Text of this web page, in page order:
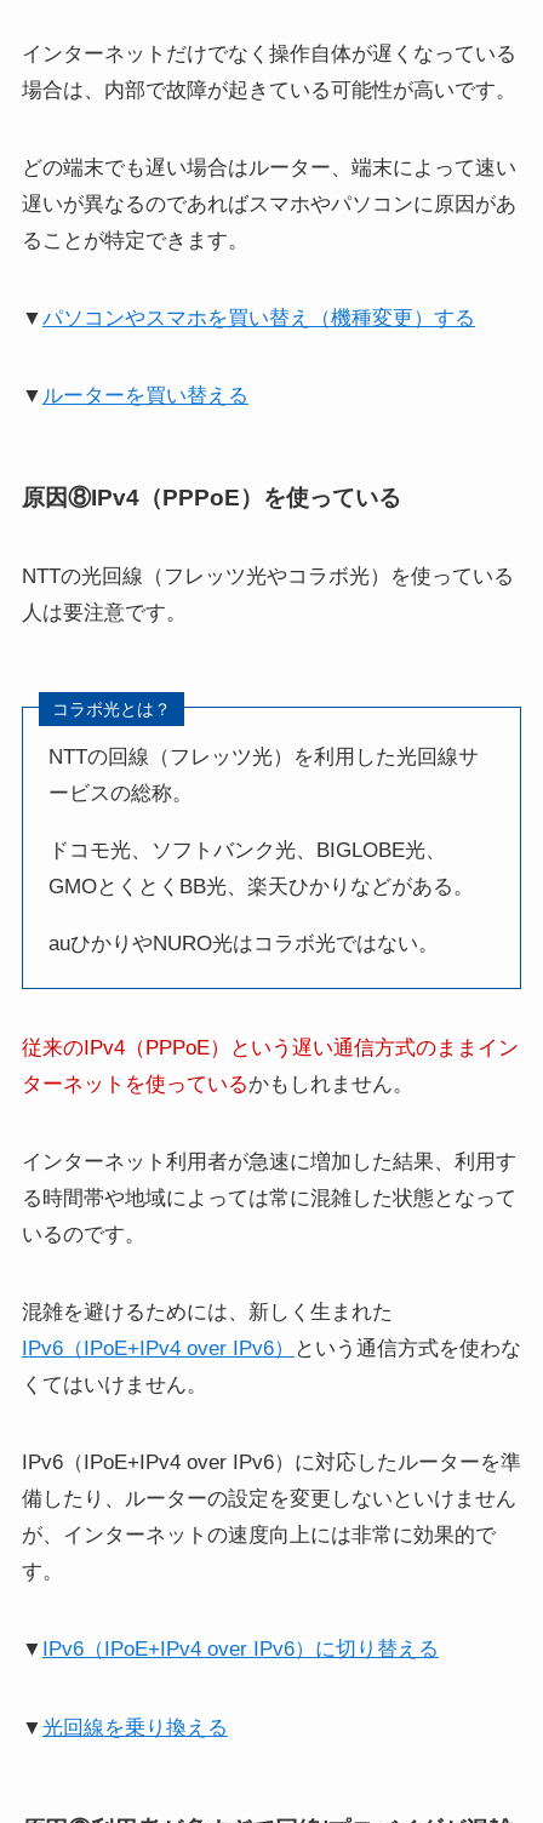
インターネットだけでなく操作自体が遅くなっている
場合は、内部で故障が起きている可能性が高いです。
どの端末でも遅い場合はルーター、端末によって速い
遅いが異なるのであればスマホやパソコンに原因があ
ることが特定できます。
▼パソコンやスマホを買い替え（機種変更）する
▼ ルーターを買い替える
原因⑧IPv4（PPPoE）を使っている
NTTの光回線（フレッツ光やコラボ光）を使っている
人は要注意です。
コラボ光とは？
NTTの回線（フレッツ光）を利用した光回線サ
ービスの総称。
ドコモ光、ソフトバンク光、BIGLOBE光、
GMOとくとくBB光、楽天ひかりなどがある。
auひかりやNURO光はコラボ光ではない。
従来のIPv4（PPPoE）という遅い通信方式のままイン
ターネットを使っているかもしれません。
インターネット利用者が急速に増加した結果、利用す
る時間帯や地域によっては常に混雑した状態となって
いるのです。
混雑を避けるためには、新しく生まれた
IPv6（IPoE+IPv4 over IPv6）
という通信方式を使わな
くてはいけません。
IPv6（IPoE+IPv4 over IPv6）に対応したルーターを準
備したり、ルーターの設定を変更しないといけません
が、インターネットの速度向上には非常に効果的で
す。
▼ IPv6（IPoE+IPv4 over IPv6）に切り替える
▼光回線を乗り換える